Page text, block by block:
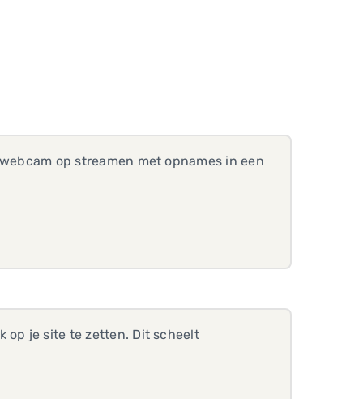
op streamen met opnames in een
op je site te zetten. Dit scheelt